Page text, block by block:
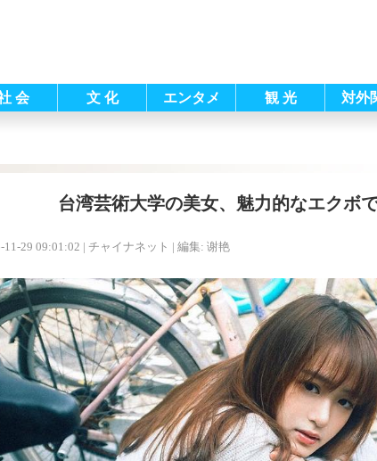
会 文 化 エンタメ 観 光 対外
台湾芸術大学の美女、魅力的なエクボ
11-29 09:01:02 | チャイナネット | 編集: 谢艳